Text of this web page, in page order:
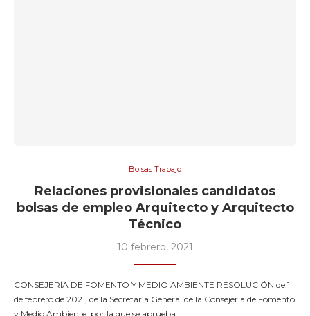
Bolsas Trabajo
Relaciones provisionales candidatos
bolsas de empleo Arquitecto y Arquitecto
Técnico
10 febrero, 2021
CONSEJERÍA DE FOMENTO Y MEDIO AMBIENTE RESOLUCIÓN de 1
de febrero de 2021, de la Secretaría General de la Consejería de Fomento
y Medio Ambiente, por la que se aprueba …